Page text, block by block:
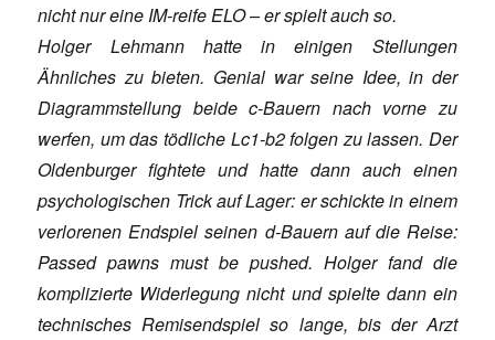
nicht nur eine IM-reife ELO – er spielt auch so.
Holger Lehmann hatte in einigen Stellungen
Ähnliches zu bieten. Genial war seine Idee, in der
Diagrammstellung beide c-Bauern nach vorne zu
werfen, um das tödliche Lc1-b2 folgen zu lassen. Der
Oldenburger fightete und hatte dann auch einen
psychologischen Trick auf Lager: er schickte in einem
verlorenen Endspiel seinen d-Bauern auf die Reise:
Passed pawns must be pushed. Holger fand die
komplizierte Widerlegung nicht und spielte dann ein
technisches Remisendspiel so lange, bis der Arzt